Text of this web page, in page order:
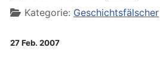
Kategorie: Geschichtsfälscher
27 Feb. 2007